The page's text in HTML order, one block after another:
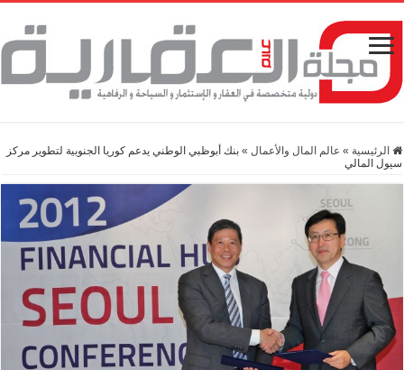
الرئيسية » عالم المال والأعمال » بنك أبوظبي الوطني يدعم كوريا الجنوبية لتطوير مركز
سيول المالي